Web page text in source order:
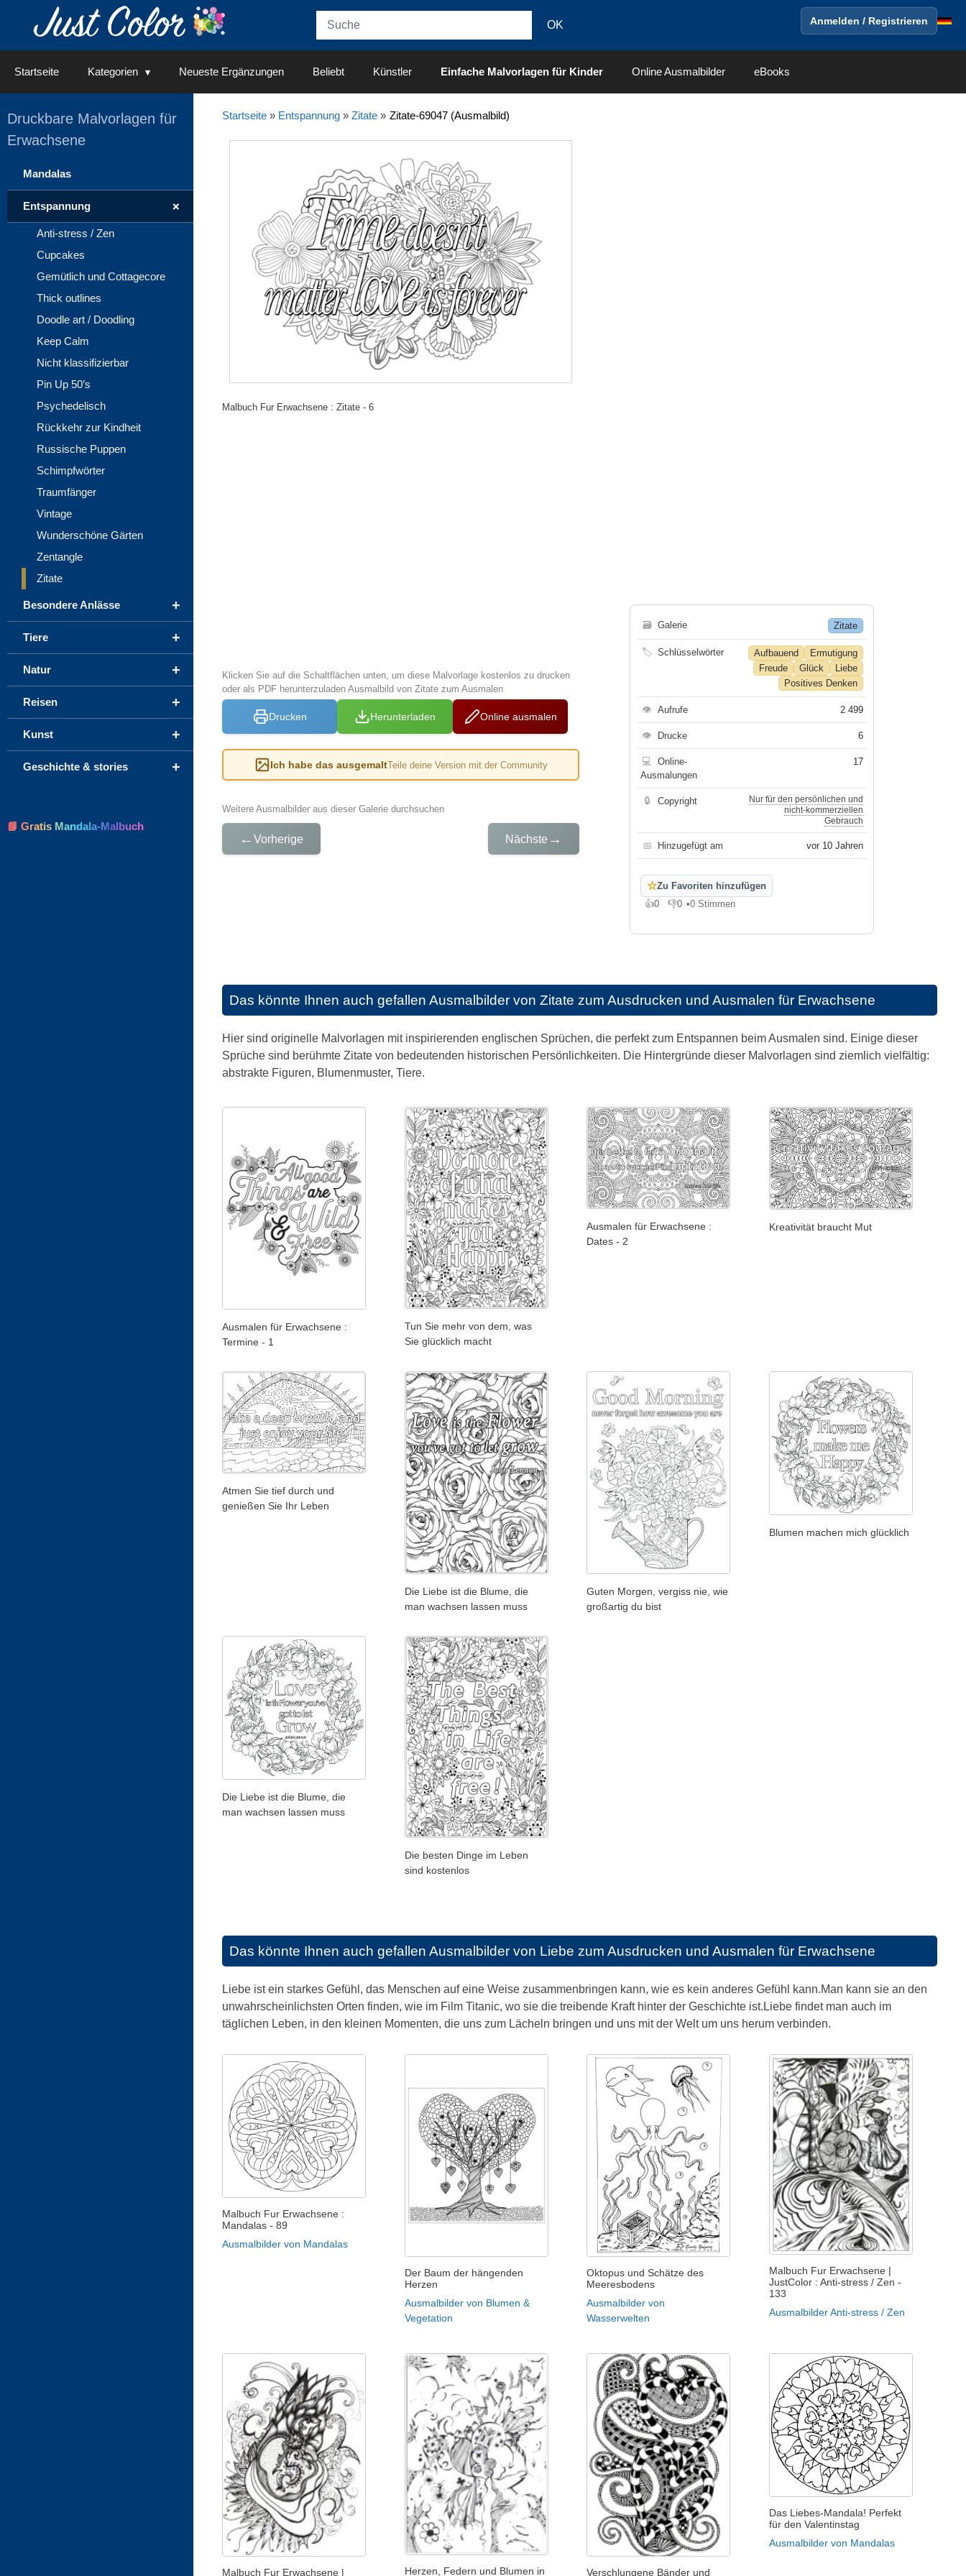
Anmelden / Registrieren
Startseite Kategorien Neueste Ergänzungen Beliebt Künstler Einfache Malvorlagen für Kinder Online Ausmalbilder eBooks
Startseite» Entspannung» Zitate» Zitate-69047 (Ausmalbild)
Malbuch Fur Erwachsene : Zitate - 6
Klicken Sie auf die Schaltflächen unten, um diese Malvorlage kostenlos zu drucken
oder als PDF herunterzuladen Ausmalbild von Zitate zum Ausmalen
Drucken Herunterladen Online ausmalen
Ich habe das ausgemaltTeile deine Version mit der Community
Weitere Ausmalbilder aus dieser Galerie durchsuchen
← Vorherige Nächste →
🗃 Galerie Zitate
🏷 Schlüsselwörter Aufbauend
Ermutigung
Freude
Glück
Liebe
Positives Denken
👁 Aufrufe 2 499
👁 Drucke 6
💻
Online-
Ausmalungen
17
🔒 Copyright
Nur für den persönlichen und
nicht-kommerziellen
Gebrauch
📅 Hinzugefügt am vor 10 Jahren
☆Zu Favoriten hinzufügen
👍0
Gefällt mir
👎0
Gefällt mir nicht
•0 Stimmen
Das könnte Ihnen auch gefallen Ausmalbilder von Zitate zum Ausdrucken und Ausmalen für Erwachsene
Hier sind originelle Malvorlagen mit inspirierenden englischen Sprüchen, die perfekt zum Entspannen beim Ausmalen sind. Einige dieser
Sprüche sind berühmte Zitate von bedeutenden historischen Persönlichkeiten. Die Hintergründe dieser Malvorlagen sind ziemlich vielfältig:
abstrakte Figuren, Blumenmuster, Tiere.
Ausmalen für Erwachsene :
Termine - 1
Tun Sie mehr von dem, was
Sie glücklich macht
Ausmalen für Erwachsene :
Dates - 2
Kreativität braucht Mut
Atmen Sie tief durch und
genießen Sie Ihr Leben
Die Liebe ist die Blume, die
man wachsen lassen muss
Guten Morgen, vergiss nie, wie
großartig du bist
Blumen machen mich glücklich
Die Liebe ist die Blume, die
man wachsen lassen muss
Die besten Dinge im Leben
sind kostenlos
Das könnte Ihnen auch gefallen Ausmalbilder von Liebe zum Ausdrucken und Ausmalen für Erwachsene
Liebe ist ein starkes Gefühl, das Menschen auf eine Weise zusammenbringen kann, wie es kein anderes Gefühl kann.Man kann sie an den
unwahrscheinlichsten Orten finden, wie im Film Titanic, wo sie die treibende Kraft hinter der Geschichte ist.Liebe findet man auch im
täglichen Leben, in den kleinen Momenten, die uns zum Lächeln bringen und uns mit der Welt um uns herum verbinden.
Malbuch Fur Erwachsene :
Mandalas - 89
Ausmalbilder von Mandalas
Der Baum der hängenden
Herzen
Ausmalbilder von Blumen &
Vegetation
Oktopus und Schätze des
Meeresbodens
Ausmalbilder von
Wasserwelten
Malbuch Fur Erwachsene |
JustColor : Anti-stress / Zen -
133
Ausmalbilder Anti-stress / Zen
Malbuch Fur Erwachsene | Herzen, Federn und Blumen in Verschlungene Bänder und
Das Liebes-Mandala! Perfekt
für den Valentinstag
Ausmalbilder von Mandalas
Druckbare Malvorlagen für
Erwachsene
Mandalas
+
Entspannung
Anti-stress / Zen
Cupcakes
Gemütlich und Cottagecore
Thick outlines
Doodle art / Doodling
Keep Calm
Nicht klassifizierbar
Pin Up 50’s
Psychedelisch
Rückkehr zur Kindheit
Russische Puppen
Schimpfwörter
Traumfänger
Vintage
Wunderschöne Gärten
Zentangle
Zitate
+
Besondere Anlässe
+
Tiere
+
Natur
+
Reisen
+
Kunst
+
Geschichte & stories
📘 Gratis Mandala-Malbuch